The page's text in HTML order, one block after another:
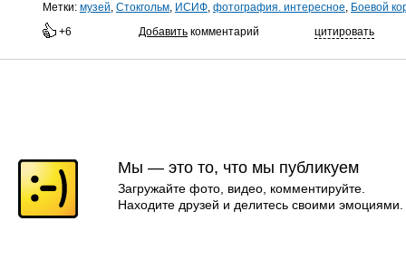
Метки: музей, Стокгольм, ИСИФ, фотография. интересное, Боевой
+6
Добавить комментарий цитировать
Мы — это то, что мы публикуем
Загружайте фото, видео, комментируйте.
Находите друзей и делитесь своими эмоциями.